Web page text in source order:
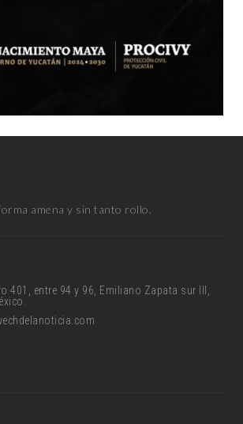
amena y sin tanto rollo.
401, entre 94 y 96, Emiliano Zapata sur lll,